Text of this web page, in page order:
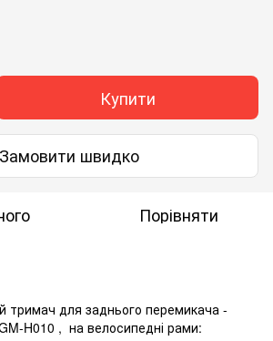
Купити
Замовити швидко
Порівняти
тримач для заднього перемикача -
H010 , на велосипедні рами: